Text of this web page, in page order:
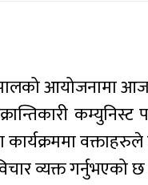
आयोजनामा
कार्यक्रममा
व्यक्त गर्नुभएको छ